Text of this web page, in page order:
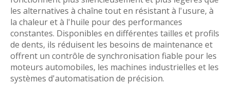
les alternatives à chaîne tout en résistant à l'usure, à
la chaleur et à l'huile pour des performances
constantes. Disponibles en différentes tailles et profils
de dents, ils réduisent les besoins de maintenance et
offrent un contrôle de synchronisation fiable pour les
moteurs automobiles, les machines industrielles et les
systèmes d'automatisation de précision.